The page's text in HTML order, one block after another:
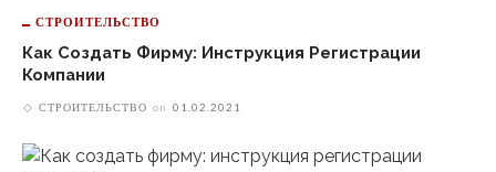
СТРОИТЕЛЬСТВО
Как Создать Фирму: Инструкция Регистрации
Компании
СТРОИТЕЛЬСТВО on 01.02.2021